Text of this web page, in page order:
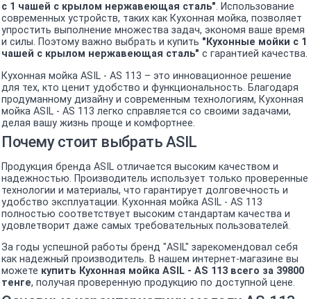
с 1 чашей c крылом нержавеющая сталь". Использование
современных устройств, таких как Кухонная мойка, позволяет
упростить выполнение множества задач, экономя ваше время
и силы. Поэтому важно выбрать и купить "Кухонные мойки с 1
чашей c крылом нержавеющая сталь" с гарантией качества.
Кухонная мойка ASIL - AS 113 – это инновационное решение
для тех, кто ценит удобство и функциональность. Благодаря
продуманному дизайну и современным технологиям, Кухонная
мойка ASIL - AS 113 легко справляется со своими задачами,
делая вашу жизнь проще и комфортнее.
Почему стоит выбрать ASIL
Продукция бренда ASIL отличается высоким качеством и
надежностью. Производитель использует только проверенные
технологии и материалы, что гарантирует долговечность и
удобство эксплуатации. Кухонная мойка ASIL - AS 113
полностью соответствует высоким стандартам качества и
удовлетворит даже самых требовательных пользователей.
За годы успешной работы бренд "ASIL" зарекомендовал себя
как надежный производитель. В нашем интернет-магазине вы
можете купить Кухонная мойка ASIL - AS 113 всего за 39800
тенге, получая проверенную продукцию по доступной цене.